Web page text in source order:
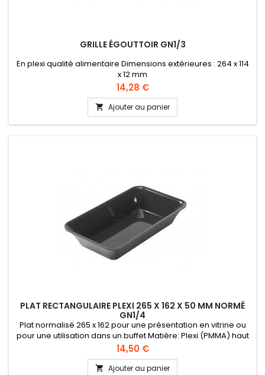
GRILLE ÉGOUTTOIR GN1/3
En plexi qualité alimentaire Dimensions extérieures : 264 x 114
x 12 mm
Prix
14,28 €
 Ajouter au panier
PLAT RECTANGULAIRE PLEXI 265 X 162 X 50 MM NORMÉ
GN1/4
Plat normalisé 265 x 162 pour une présentation en vitrine ou
pour une utilisation dans un buffet Matière: Plexi (PMMA) haut
de gamme certifié alimentaire Normé GN 1/3 Hauteur 50 mm
Prix
14,50 €
 Ajouter au panier